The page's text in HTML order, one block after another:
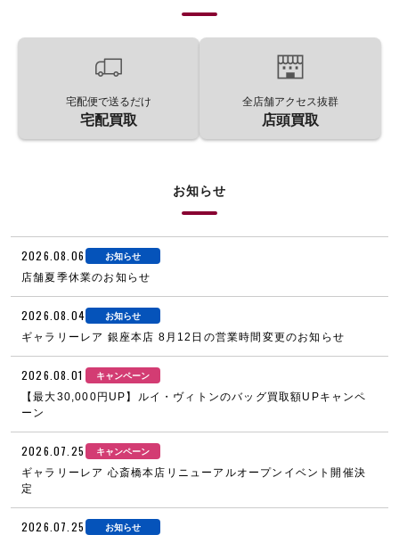
宅配便で送るだけ
宅配買取
全店舗アクセス抜群
店頭買取
お知らせ
2026.08.06 お知らせ
店舗夏季休業のお知らせ
2026.08.04 お知らせ
ギャラリーレア 銀座本店 8月12日の営業時間変更のお知らせ
2026.08.01 キャンペーン
【最大30,000円UP】ルイ・ヴィトンのバッグ買取額UPキャンペ
ーン
2026.07.25 キャンペーン
ギャラリーレア 心斎橋本店リニューアルオープンイベント開催決
定
2026.07.25 お知らせ